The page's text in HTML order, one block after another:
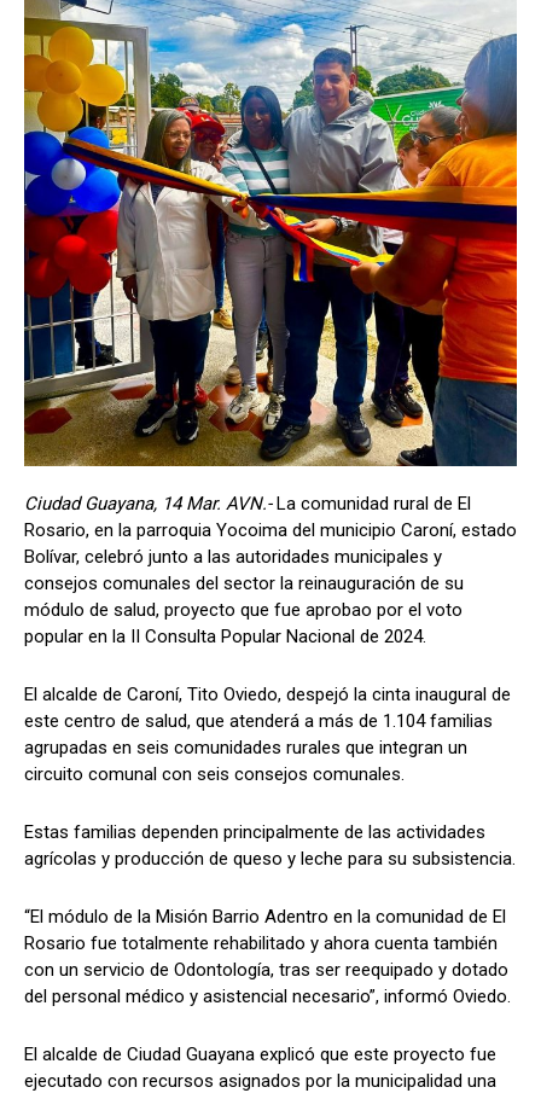
Ciudad Guayana, 14 Mar. AVN.-La comunidad rural de El
Rosario, en la parroquia Yocoima del municipio Caroní, estado
Bolívar, celebró junto a las autoridades municipales y
consejos comunales del sector la reinauguración de su
módulo de salud, proyecto que fue aprobao por el voto
popular en la II Consulta Popular Nacional de 2024.
El alcalde de Caroní, Tito Oviedo, despejó la cinta inaugural de
este centro de salud, que atenderá a más de 1.104 familias
agrupadas en seis comunidades rurales que integran un
circuito comunal con seis consejos comunales.
Estas familias dependen principalmente de las actividades
agrícolas y producción de queso y leche para su subsistencia.
“El módulo de la Misión Barrio Adentro en la comunidad de El
Rosario fue totalmente rehabilitado y ahora cuenta también
con un servicio de Odontología, tras ser reequipado y dotado
del personal médico y asistencial necesario”, informó Oviedo.
El alcalde de Ciudad Guayana explicó que este proyecto fue
ejecutado con recursos asignados por la municipalidad una